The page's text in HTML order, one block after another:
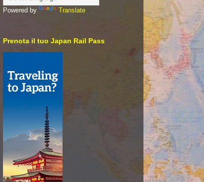
Powered by Translate
Prenota il tuo Japan Rail Pass